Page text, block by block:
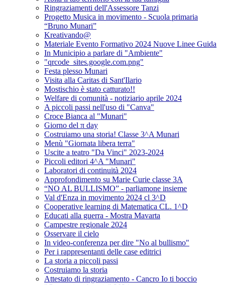
Ringraziamenti dell'Assessore Tanzi
Progetto Musica in movimento - Scuola primaria
“Bruno Munari”
Kreativando@
Materiale Evento Formativo 2024 Nuove Linee Guida
In Municipio a parlare di "Ambiente"
"qrcode_sites.google.com.png"
Festa plesso Munari
Visita alla Caritas di Sant'Ilario
Mostischio è stato catturato!!
Welfare di comunità - notiziario aprile 2024
A piccoli passi nell'uso di "Canva"
Croce Bianca al "Munari"
Giorno del π day
Costruiamo una storia! Classe 3^A Munari
Menù "Giornata libera terra"
Uscite a teatro "Da Vinci" 2023-2024
Piccoli editori 4^A "Munari"
Laboratori di continuità 2024
Approfondimento su Marie Curie classe 3A
“NO AL BULLISMO” - parliamone insieme
Val d'Enza in movimento 2024 cl 3^D
Cooperative learning di Matematica CL. 1^D
Educati alla guerra - Mostra Mavarta
Campestre regionale 2024
Osservare il cielo
In video-conferenza per dire "No al bullismo"
Per i rappresentanti delle case editrici
La storia a piccoli passi
Costruiamo la storia
Attestato di ringraziamento - Cancro Io ti boccio